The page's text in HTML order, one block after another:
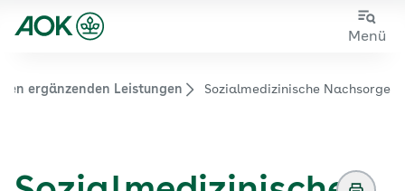
Zum
Zur
Menü
Zur Startseite von der Website aok.de/gp
ergänzenden Leistungen Sozialmedizinische Nachsorge